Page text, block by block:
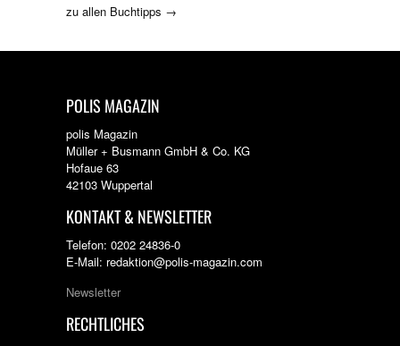
zu allen Buchtipps →
POLIS MAGAZIN
polis Magazin
Müller + Busmann GmbH & Co. KG
Hofaue 63
42103 Wuppertal
KONTAKT & NEWSLETTER
Telefon: 0202 24836-0
E-Mail: redaktion@polis-magazin.com
Newsletter
RECHTLICHES